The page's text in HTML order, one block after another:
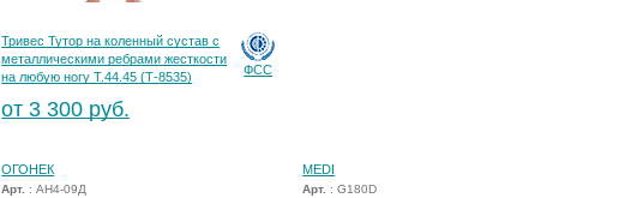
ФСС
Тривес Тутор на коленный сустав с
металлическими ребрами жесткости
на любую ногу Т.44.45 (Т-8535)
от 3 300 руб.
ОГОНЕК
Арт. : АН4-09Д
MEDI
Арт. : G180D